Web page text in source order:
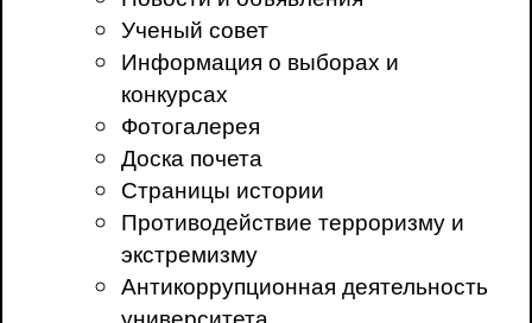
Ученый совет
Информация о выборах и
конкурсах
Фотогалерея
Доска почета
Страницы истории
Противодействие терроризму и
экстремизму
Антикоррупционная деятельность
университета